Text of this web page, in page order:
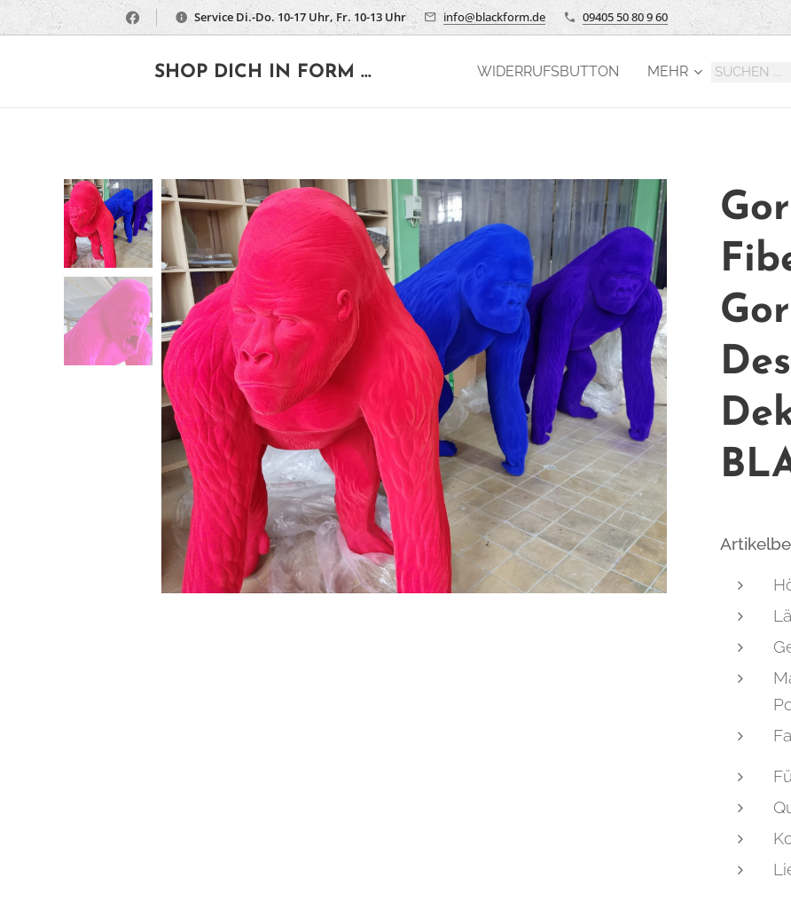
Service Di.-Do. 10-17 Uhr, Fr. 10-13 Uhr info@blackform.de 09405 50 80 9 60
SHOP DICH IN FORM ... WIDERRUFSBUTTON MEHR